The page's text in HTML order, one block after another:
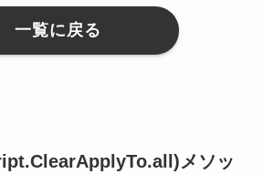
一覧に戻る
メソッ